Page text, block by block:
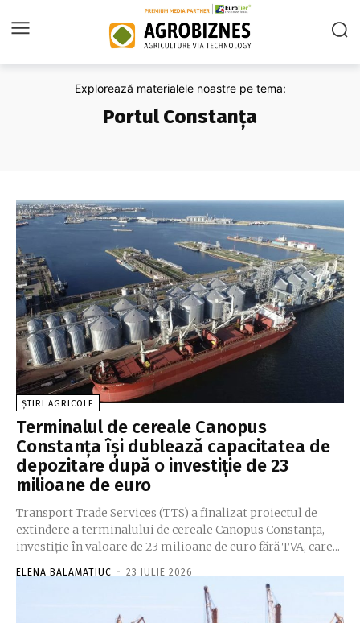
Explorează materialele noastre pe tema:
Portul Constanța
ȘTIRI AGRICOLE
Terminalul de cereale Canopus
Constanța își dublează capacitatea de
depozitare după o investiție de 23
milioane de euro
Transport Trade Services (TTS) a finalizat proiectul de
extindere a terminalului de cereale Canopus Constanța,
investiție în valoare de 23 milioane de euro fără TVA, care...
ELENA BALAMATIUC - 23 IULIE 2026